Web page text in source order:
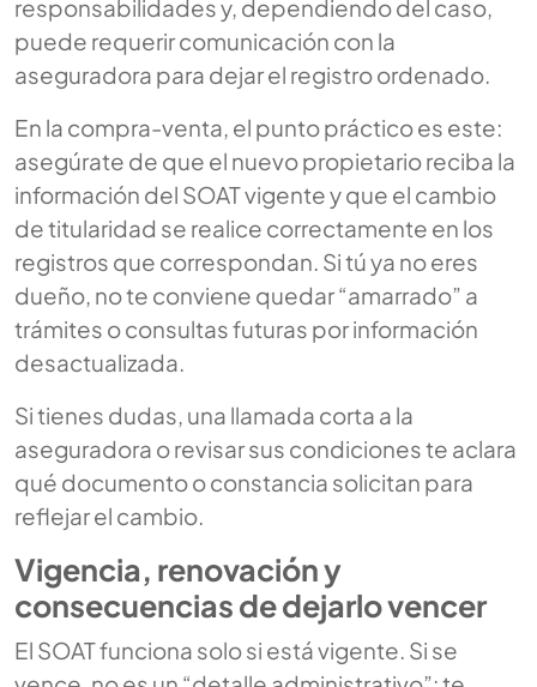
responsabilidades y, dependiendo del caso,
puede requerir comunicación con la
aseguradora para dejar el registro ordenado.
En la compra-venta, el punto práctico es este:
asegúrate de que el nuevo propietario reciba la
información del SOAT vigente y que el cambio
de titularidad se realice correctamente en los
registros que correspondan. Si tú ya no eres
dueño, no te conviene quedar “amarrado” a
trámites o consultas futuras por información
desactualizada.
Si tienes dudas, una llamada corta a la
aseguradora o revisar sus condiciones te aclara
qué documento o constancia solicitan para
reflejar el cambio.
Vigencia, renovación y
consecuencias de dejarlo vencer
El SOAT funciona solo si está vigente. Si se